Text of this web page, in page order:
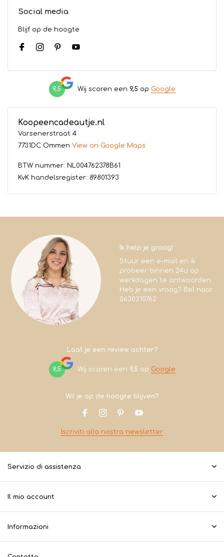
Social media
Blijf op de hoogte
9,5 Wij scoren een 9,5op Google
Koopeencadeautje.nl
Varsenerstraat 4
7731DC Ommen View on Google Maps
BTW nummer: NL004762378B61
KvK handelsregister: 89801393
Ik help je graag!
Stuur een e-mail en ik
probeer binnen 24u op
werkdagen te antwoorden.
Heb je een vraag? Bel naar
0630210762
Laat je een review achter?
9,5 Wij scoren een 9,5 op Google
Wil je op de hoogte blijven?
Iscriviti alla nostra newsletter
Servizio di assistenza
Il mio account
Informazioni